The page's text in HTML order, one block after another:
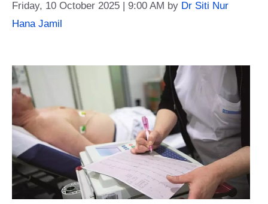
Friday, 10 October 2025 | 9:00 AM by Dr Siti Nur
Hana Jamil